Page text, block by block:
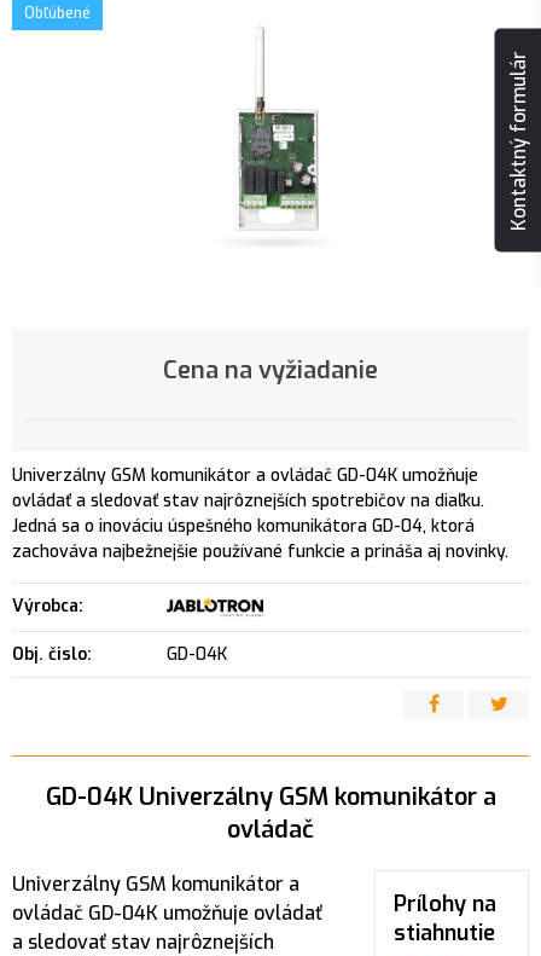
Obľúbené
Cena na vyžiadanie
Univerzálny GSM komunikátor a ovládač GD-04K umožňuje
ovládať a sledovať stav najrôznejších spotrebičov na diaľku.
Jedná sa o inováciu úspešného komunikátora GD-04, ktorá
zachováva najbežnejšie používané funkcie a prináša aj novinky.
Výrobca:
Obj. čislo: GD-04K
GD-04K Univerzálny GSM komunikátor a
ovládač
Prílohy na
stiahnutie
Univerzálny GSM komunikátor a
ovládač GD-04K umožňuje ovládať
a sledovať stav najrôznejších
Kontaktný formulár